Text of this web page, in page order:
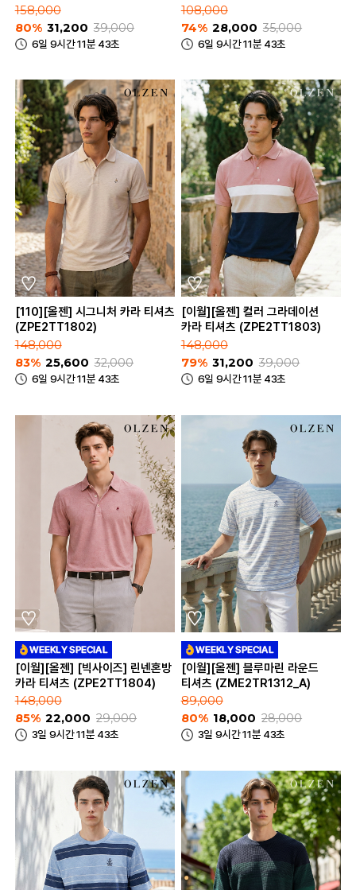
158,000
80% 31,200 39,000
6일 9시간 11분 43초
108,000
74% 28,000 35,000
6일 9시간 11분 43초
[110][올젠] 시그니처 카라 티셔츠
(ZPE2TT1802)
148,000
83% 25,600 32,000
6일 9시간 11분 43초
[이월][올젠] 컬러 그라데이션
카라 티셔츠 (ZPE2TT1803)
148,000
79% 31,200 39,000
6일 9시간 11분 43초
[이월][올젠] [빅사이즈] 린넨혼방
카라 티셔츠 (ZPE2TT1804)
148,000
85% 22,000 29,000
3일 9시간 11분 43초
[이월][올젠] 블루마린 라운드
티셔츠 (ZME2TR1312_A)
89,000
80% 18,000 28,000
3일 9시간 11분 43초